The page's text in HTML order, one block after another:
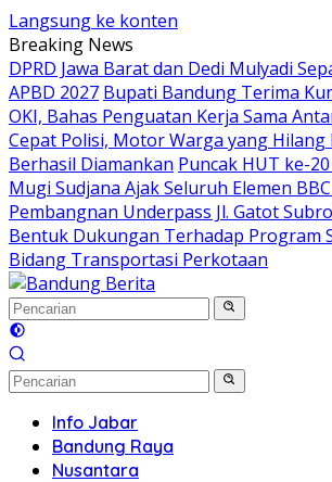
Langsung ke konten
Breaking News
DPRD Jawa Barat dan Dedi Mulyadi
APBD 2027 Bupati Bandung Terima
OKI, Bahas Penguatan Kerja Sama
Cepat Polisi, Motor Warga yang Hilang
Berhasil Diamankan Puncak HUT ke-
Mugi Sudjana Ajak Seluruh Elemen
Pembangnan Underpass Jl. Gatot
Bentuk Dukungan Terhadap Program
Bidang Transportasi Perkotaan
Info Jabar
Bandung Raya
Nusantara